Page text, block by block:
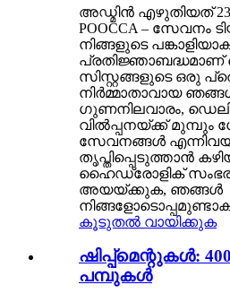
അഡ്മിൻ എഴുതിയത് 23-
POOCCA – സേവനം
നിങ്ങളുടെ
സിസ്റ്റങ്ങളുടെ ഒരു
നിർമ്മാതാവായ
ഗുണനിലവാരം,
വിൽപ്പനയ്ക്ക്
സേവനങ്ങൾ
തൃപ്തിപ്പെടുത്താൻ
ഹൈഡ്രോളിക്
അയയ്ക്കുക, ഞങ്ങൾ
കൂടുതൽ വായിക്കുക
ഷിപ്പ്‌മെന്റുകൾ:
പമ്പുകൾ